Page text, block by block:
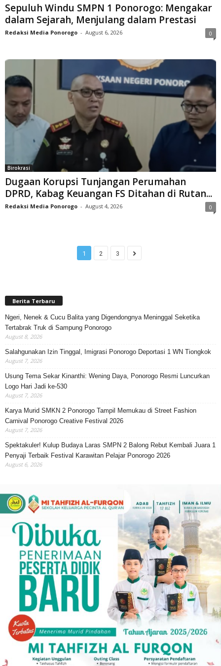
Sepuluh Windu SMPN 1 Ponorogo: Mengakar
dalam Sejarah, Menjulang dalam Prestasi
Redaksi Media Ponorogo - August 6, 2026 0
Birokrasi
Dugaan Korupsi Tunjangan Perumahan
DPRD, Kabag Keuangan FS Ditahan di Rutan...
Redaksi Media Ponorogo - August 4, 2026 0
1 2 3
Berita Terbaru
Ngeri, Nenek & Cucu Balita yang Digendongnya Meninggal Seketika
Tertabrak Truk di Sampung Ponorogo
August 8, 2026
Salahgunakan Izin Tinggal, Imigrasi Ponorogo Deportasi 1 WN Tiongkok
August 7, 2026
Usung Tema Sekar Kinanthi: Wening Daya, Ponorogo Resmi Luncurkan
Logo Hari Jadi ke-530
August 7, 2026
Karya Murid SMKN 2 Ponorogo Tampil Memukau di Street Fashion
Carnival Ponorogo Creative Festival 2026
August 7, 2026
Spektakuler! Kulup Budaya Laras SMPN 2 Balong Rebut Kembali Juara 1
Penyaji Terbaik Festival Karawitan Pelajar Ponorogo 2026
August 6, 2026